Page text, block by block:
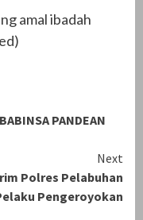
amal ibadah
PANDEAN
Next
Polres Pelabuhan
Pengeroyokan